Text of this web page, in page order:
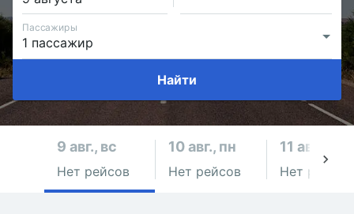
Пассажиры
Найти
9 авг., вс
Нет рейсов
10 авг., пн
Нет рейсов
11 авг., вт
Нет рейсов